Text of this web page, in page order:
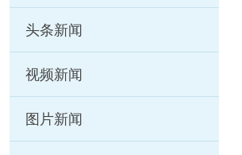
头条新闻
视频新闻
图片新闻